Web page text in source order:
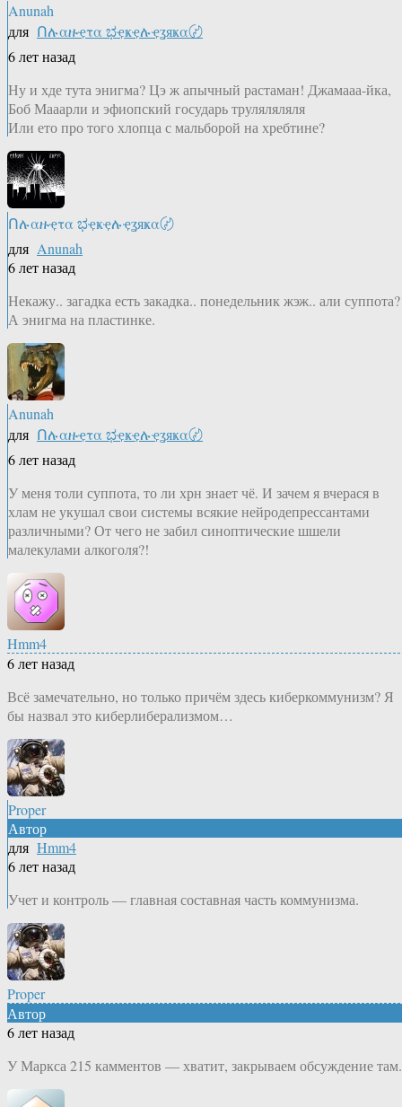
Anunah
для Ոሉαዙҿτα ಭҿҝҿሉҿʓяҝα〄
6 лет назад
Ну и хде тута энигма? Цэ ж апычный растаман! Джамааа-йка,
Боб Мааарли и эфиопский государь труляляляля
Или ето про того хлопца с мальборой на хребтине?
Ոሉαዙҿτα ಭҿҝҿሉҿʓяҝα〄
для Anunah
6 лет назад
Некажу.. загадка есть закадка.. понедельник жэж.. али суппота?
А энигма на пластинке.
Anunah
для Ոሉαዙҿτα ಭҿҝҿሉҿʓяҝα〄
6 лет назад
У меня толи суппота, то ли хрн знает чё. И зачем я вчерася в
хлам не укушал свои системы всякие нейродепрессантами
различными? От чего не забил синоптические шшели
малекулами алкоголя?!
Hmm4
6 лет назад
Всё замечательно, но только причём здесь киберкоммунизм? Я
бы назвал это киберлиберализмом…
Proper
Автор
для Hmm4
6 лет назад
Учет и контроль — главная составная часть коммунизма.
Proper
Автор
6 лет назад
У Маркса 215 камментов — хватит, закрываем обсуждение там.